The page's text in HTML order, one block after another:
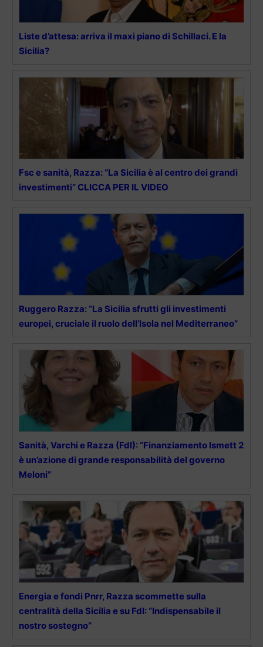
Liste d’attesa: arriva il maxi piano di Schillaci. E la
Sicilia?
Fsc e sanità, Razza: “La Sicilia è al centro dei grandi
investimenti” CLICCA PER IL VIDEO
Ruggero Razza: “La Sicilia sfrutti gli investimenti
europei, cruciale il ruolo dell’Isola nel Mediterraneo”
Sanità, Varchi e Razza (FdI): “Finanziamento Ismett 2
è un’azione di grande responsabilità del governo
Meloni”
Energia e fondi Pnrr, Razza scommette sulla
centralità della Sicilia e su FdI: “Indispensabile il
nostro sostegno”